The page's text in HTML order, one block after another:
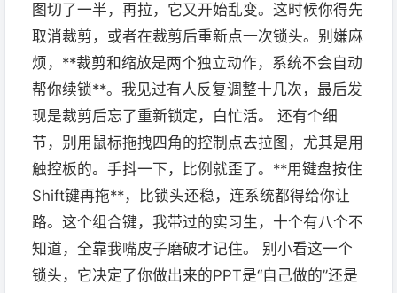
图切了一半，再拉，它又开始乱变。这时候你得先
取消裁剪，或者在裁剪后重新点一次锁头。别嫌麻
烦，**裁剪和缩放是两个独立动作，系统不会自动
帮你续锁**。我见过有人反复调整十几次，最后发
现是裁剪后忘了重新锁定，白忙活。 还有个细
节，别用鼠标拖拽四角的控制点去拉图，尤其是用
触控板的。手抖一下，比例就歪了。**用键盘按住
Shift键再拖**，比锁头还稳，连系统都得给你让
路。这个组合键，我带过的实习生，十个有八个不
知道，全靠我嘴皮子磨破才记住。 别小看这一个
锁头，它决定了你做出来的PPT是“自己做的”还是